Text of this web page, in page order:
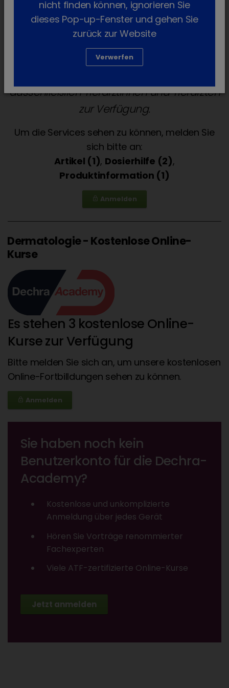
Monate
ausschließlich Tierärztinnen und Tierärzten
zur Verfügung.
Um die Services sehen zu können, melden Sie
sich bitte an:
Artikel (1), Dosierhilfe (2),
Produktinformation (1)
lock_outline Anmelden
Dermatologie - Kostenlose Online-
Kurse
Es stehen 3 kostenlose Online-
Kurse zur Verfügung
Bitte melden Sie sich an, um unsere kostenlosen
Online-Fortbilldungen sehen zu können.
lock_outline Anmelden
Sie haben noch kein
Benutzerkonto für die Dechra-
Academy?
Kostenlose und unkomplizierte
Anmeldung über jedes Gerät
Hören Sie Vorträge renommierter
Fachexperten
Viele ATF-zertifizierte Online-Kurse
Jetzt anmelden
nicht finden können, ignorieren Sie
dieses Pop-up-Fenster und gehen Sie
zurück zur Website
Verwerfen